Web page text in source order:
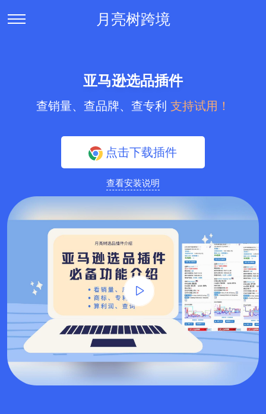
月亮树跨境
亚马逊选品插件
查销量、查品牌、查专利 支持试用！
点击下载插件
查看安装说明